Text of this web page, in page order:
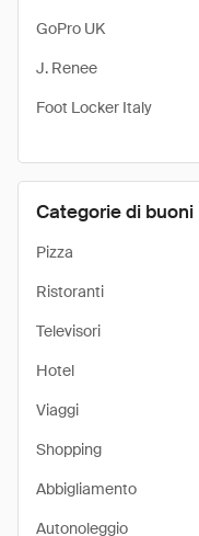
GoPro UK
J. Renee
Foot Locker Italy
Categorie di buoni
Pizza
Ristoranti
Televisori
Hotel
Viaggi
Shopping
Abbigliamento
Autonoleggio